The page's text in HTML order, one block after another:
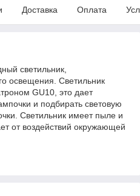
Доставка Оплата
светильник,
освещения. Светильник
GU10, это дает
и подбирать световую
Светильник имеет пыле и
от воздействий окружающей